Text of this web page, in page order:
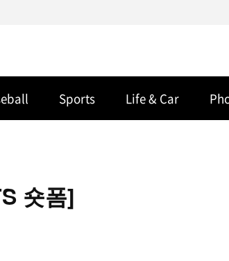
Sports Life & Car
숏폼]